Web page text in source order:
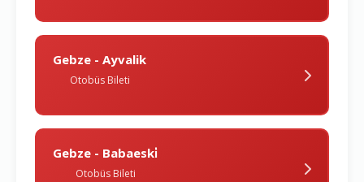
Gebze - Ayvalik
Otobüs Bileti
Gebze - Babaeski̇
Otobüs Bileti